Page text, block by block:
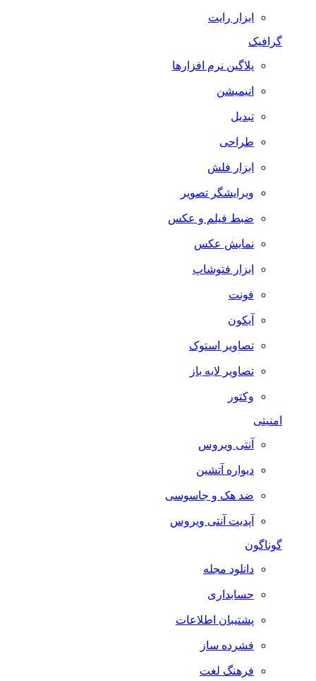
ابزار رایت
گرافیک
پلاگین نرم افزارها
انیمیشن
تبدیل
طراحی
ابزار فلش
ویرایشگر تصویر
ضبط فيلم و عكس
نمایش عکس
ابزار فتوشاپ
فونت
آیکون
تصاویر استوک
تصاویر لایه باز
وکتور
آنتی ویروس
دیواره آتشین
ضد هک و جاسوسی
آپدیت آنتی ویروس
گوناگون
دانلود مجله
حسابداری
پشتیبان اطلاعات
فشرده ساز
فرهنگ لغت